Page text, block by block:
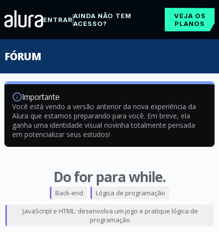
ENTRARAINDA NÃO TEM
ACESSO?
VEJA OS
PLANOS
FÓRUM
Importante
Você está vendo a versão anterior da nova experiência da
Alura que estamos preparando para você. Em breve, ela
ganha uma identidade visual novinha totalmente pensada
em potencializar seus estudos!
Do for para while.
Back-end Lógica de programação
JavaScript e HTML: desenvolva um jogo e pratique lógica de
programação